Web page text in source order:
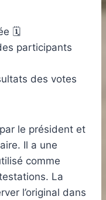
🗓️
participants
des votes
le président et
Il a une
comme
La
l’original dans